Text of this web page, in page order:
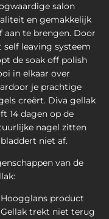
salon
en gemakkelijk
aan te brengen. Door
self leaving systeem
de soak off polish
in elkaar over
je prachtige
creërt. Diva gellak
14 dagen op de
nagel zitten
niet af.
van de
Hoogglans product
Gellak trekt niet terug